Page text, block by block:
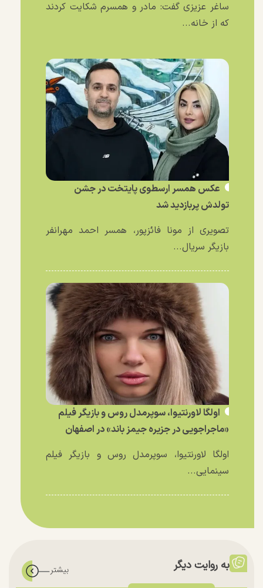
ساغر عزیزی گفت: مادر و همسرم شکایت کردند
که از خانه...
عکس همسر ارسطوی پایتخت در جشن
تولدش پربازدید شد
تصویری از مونا فائزپور، همسر احمد مهرانفر
بازیگر سریال...
اولگا لاورنتیوا، سوپرمدل روس و بازیگر فیلم
«ماجراجویی در جزیره جیمز باند» در اصفهان
اولگا لاورنتیوا، سوپرمدل روس و بازیگر فیلم
سینمایی...
به روایت دیگر